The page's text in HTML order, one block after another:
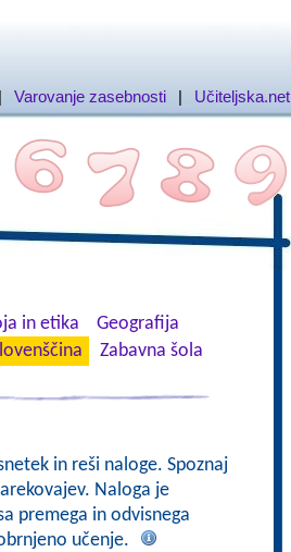
Varovanje zasebnosti | Učiteljska.net
in etika
Geografija
Zabavna šola
in reši naloge. Spoznaj
Naloga je
premega in odvisnega
učenje.